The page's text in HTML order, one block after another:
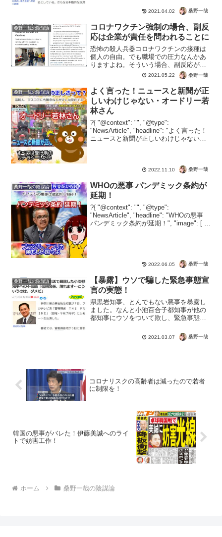
ってた、みたいな。管理社会だけならま
だしも、口減らしの人口削減も兼ねてる
というのがね。ワンチャン...
2021.04.02 桑野一哉
桑野一哉の陰謀論
コロナワクチン強制の場合、副反
応は企業が責任を問われることに
恐怖の殺人兵器コロナワクチンの接種は
個人の自由。でも職場での圧力なんかあ
りますよね。そういう場合、副反応がで
たら雇用主に責任が発生することになる
かも。だとすると、無知な人間がワクチ
ンの接種を勧めることの抑止になりそう
ですね。コロナが怖いと騙...
2021.05.22 桑野一哉
桑野一哉の陰謀論
よく言った！ニュースと新聞が正
しいわけじゃない・オードリー若
林さん
?{ "@context": "", "@type":
"NewsArticle", "headline": "よく言った！
ニュースと新聞が正しいわけじゃない・
2022.11.10 桑野一哉
桑野一哉の陰謀論
WHOの悪事 パンデミック条約が
延期！
?{ "@context": "", "@type":
"NewsArticle", "headline": "WHOの悪事
パンデミック条約が延期！", "image": [ ""
2022.06.05 桑野一哉
桑野一哉の陰謀論
【暴露】ウソで騙した緊急事態宣
言の実態！
県黒岩知事、とんでもない悪事を暴露し
ました。なんと小池百合子都知事が他の
都知事にウソをついて欺し、緊急事態宣
暴露話です！もっとも、フェイクである
コロナ騒動を真に受けて騙されてる人が
2021.03.07 桑野一哉
コロナリスクの高齢者は減ったので若者
に制限を！
韓国の悪事がバレた！伊藤美誠へのライ
トで妨害工作！
ホーム 桑野一哉の陰謀論